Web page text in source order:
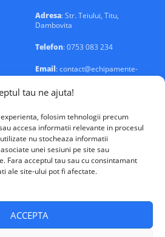
tau ne ajuta!
folosim tehnologii precum
accesa informatii relevante in procesul
nu stocheaza informatii
unei sesiuni pe site sau
Fara acceptul tau sau cu consintamant
ale site-ului pot fi afectate.
ACCEPTA
Adresa: Str. Teiului, Titu,
Dambovita
Telefon: 0753 083 234
Email: contact@echipamente-
electrice.ro
Solutions © 2026